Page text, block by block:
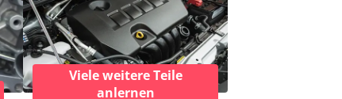
Viele weitere Teile
anlernen